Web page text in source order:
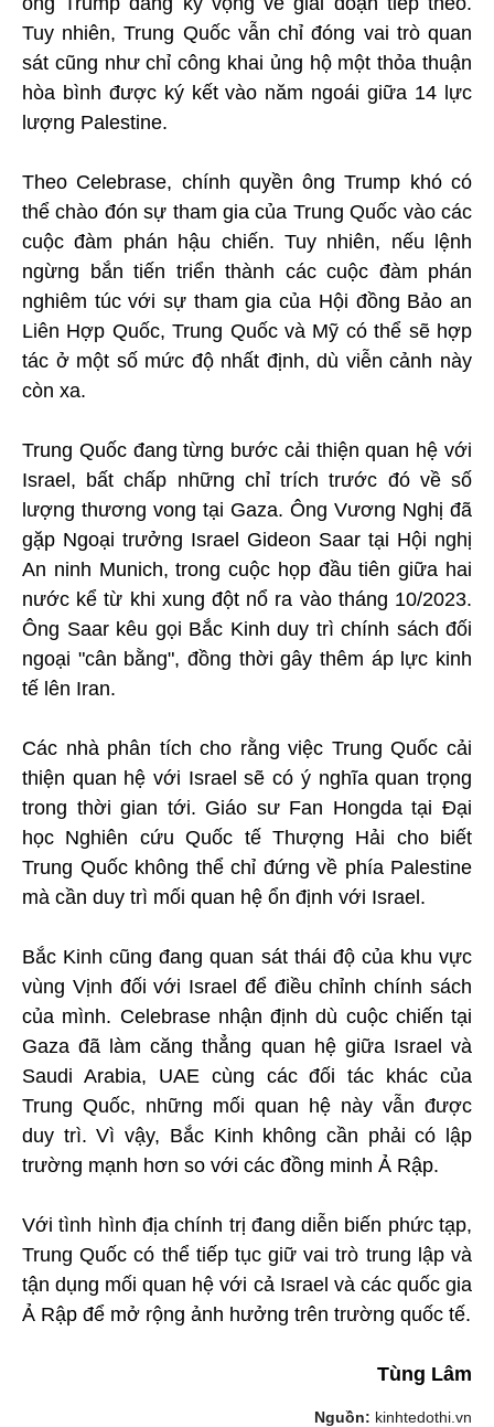
Tuy nhiên, Trung Quốc vẫn chỉ đóng vai trò quan
sát cũng như chỉ công khai ủng hộ một thỏa thuận
hòa bình được ký kết vào năm ngoái giữa 14 lực
lượng Palestine.
Theo Celebrase, chính quyền ông Trump khó có
thể chào đón sự tham gia của Trung Quốc vào các
cuộc đàm phán hậu chiến. Tuy nhiên, nếu lệnh
ngừng bắn tiến triển thành các cuộc đàm phán
nghiêm túc với sự tham gia của Hội đồng Bảo an
Liên Hợp Quốc, Trung Quốc và Mỹ có thể sẽ hợp
tác ở một số mức độ nhất định, dù viễn cảnh này
còn xa.
Trung Quốc đang từng bước cải thiện quan hệ với
Israel, bất chấp những chỉ trích trước đó về số
lượng thương vong tại Gaza. Ông Vương Nghị đã
gặp Ngoại trưởng Israel Gideon Saar tại Hội nghị
An ninh Munich, trong cuộc họp đầu tiên giữa hai
nước kể từ khi xung đột nổ ra vào tháng 10/2023.
Ông Saar kêu gọi Bắc Kinh duy trì chính sách đối
ngoại "cân bằng", đồng thời gây thêm áp lực kinh
tế lên Iran.
Các nhà phân tích cho rằng việc Trung Quốc cải
thiện quan hệ với Israel sẽ có ý nghĩa quan trọng
trong thời gian tới. Giáo sư Fan Hongda tại Đại
học Nghiên cứu Quốc tế Thượng Hải cho biết
Trung Quốc không thể chỉ đứng về phía Palestine
mà cần duy trì mối quan hệ ổn định với Israel.
Bắc Kinh cũng đang quan sát thái độ của khu vực
vùng Vịnh đối với Israel để điều chỉnh chính sách
của mình. Celebrase nhận định dù cuộc chiến tại
Gaza đã làm căng thẳng quan hệ giữa Israel và
Saudi Arabia, UAE cùng các đối tác khác của
Trung Quốc, những mối quan hệ này vẫn được
duy trì. Vì vậy, Bắc Kinh không cần phải có lập
trường mạnh hơn so với các đồng minh Ả Rập.
Với tình hình địa chính trị đang diễn biến phức tạp,
Trung Quốc có thể tiếp tục giữ vai trò trung lập và
tận dụng mối quan hệ với cả Israel và các quốc gia
Ả Rập để mở rộng ảnh hưởng trên trường quốc tế.
Tùng Lâm
Nguồn: kinhtedothi.vn